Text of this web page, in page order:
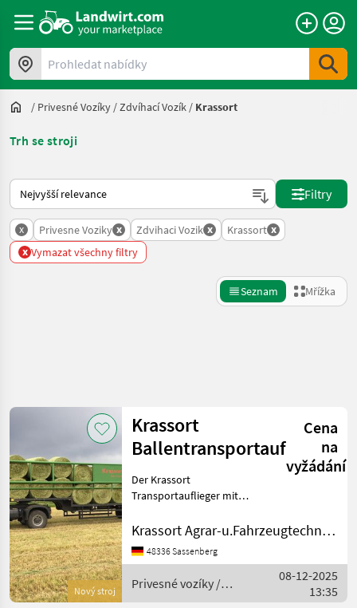
Prohledat nabídky
/ Privesné Vozíky /Zdvíhací Vozík / Krassort
Trh se stroji
Takto se řadí nabídky na Landwirt.com
Filtry
x Privesne Voziky x Zdvihaci Vozik x Krassort x
x Vymazat všechny filtry
Seznam Mřížka
Kategorie 4 Země Filtry
AKTUÁLNÍ
CESTA
poľnohospodárska
technika
Privesne
Voziky
Zdvihaci
Vozik
Obnovit
Zobrazit
výsledků
Nový stroj
Krassort
Ballentransportauflieger
Cena
na
vyžádání
Der Krassort
Transportauflieger mit
Klemmgattern wurde
speziell für den Transport
von Großballen entwickelt.
Seitengatter, d
Krassort Agrar-u.Fahrzeugtechnik GmbH
48336 Sassenberg
Privesné vozíky /
Krassort
08-12-2025
13:35